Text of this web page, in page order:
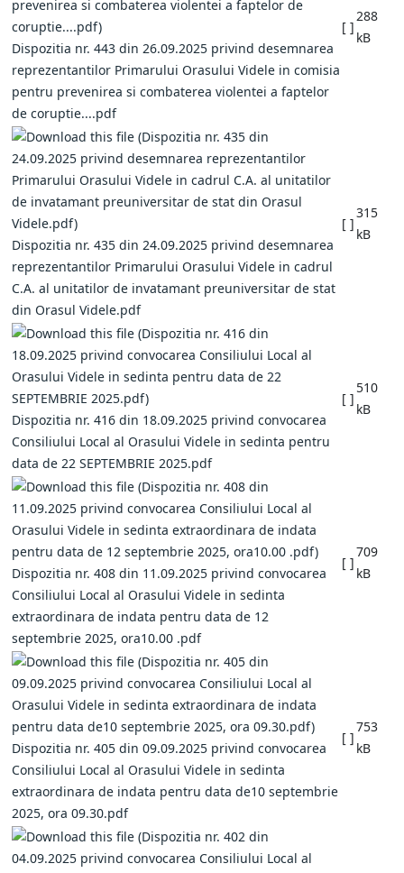
Dispozitia nr. 443 din 26.09.2025 privind desemnarea
reprezentantilor Primarului Orasului Videle in comisia
pentru prevenirea si combaterea violentei a faptelor
de coruptie....pdf
[ ]
288
kB
Dispozitia nr. 435 din 24.09.2025 privind desemnarea
reprezentantilor Primarului Orasului Videle in cadrul
C.A. al unitatilor de invatamant preuniversitar de stat
din Orasul Videle.pdf
[ ]
315
kB
Dispozitia nr. 416 din 18.09.2025 privind convocarea
Consiliului Local al Orasului Videle in sedinta pentru
data de 22 SEPTEMBRIE 2025.pdf
[ ]
510
kB
Dispozitia nr. 408 din 11.09.2025 privind convocarea
Consiliului Local al Orasului Videle in sedinta
extraordinara de indata pentru data de 12
septembrie 2025, ora10.00 .pdf
[ ]
709
kB
Dispozitia nr. 405 din 09.09.2025 privind convocarea
Consiliului Local al Orasului Videle in sedinta
extraordinara de indata pentru data de10 septembrie
2025, ora 09.30.pdf
[ ]
753
kB